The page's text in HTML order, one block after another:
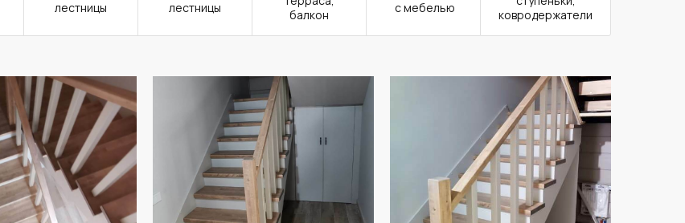
лестницы
лестницы
балкон
с мебелью
ковродержатели